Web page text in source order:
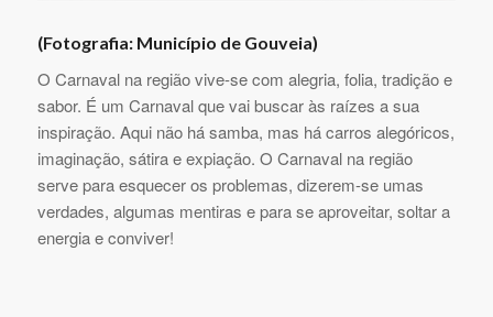
(Fotografia: Município de Gouveia)
O Carnaval na região vive-se com alegria, folia, tradição e
sabor. É um Carnaval que vai buscar às raízes a sua
inspiração. Aqui não há samba, mas há carros alegóricos,
imaginação, sátira e expiação. O Carnaval na região
serve para esquecer os problemas, dizerem-se umas
verdades, algumas mentiras e para se aproveitar, soltar a
energia e conviver!